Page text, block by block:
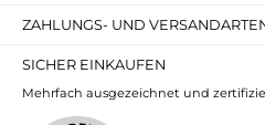
ZAHLUNGS- UND
SICHER EINKAUFEN
Mehrfach ausgezeichnet und